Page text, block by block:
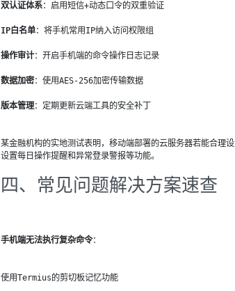
双认证体系：启用短信+动态口令的双重验证
IP白名单：将手机常用IP纳入访问权限组
操作审计：开启手机端的命令操作日志记录
数据加密：使用AES-256加密传输数据
版本管理：定期更新云端工具的安全补丁
某金融机构的实地测试表明，移动端部署的云服务器若能合理
设置每日操作提醒和异常登录警报等功能。
四、常见问题解决方案速查
手机端无法执行复杂命令：
使用Termius的剪切板记忆功能